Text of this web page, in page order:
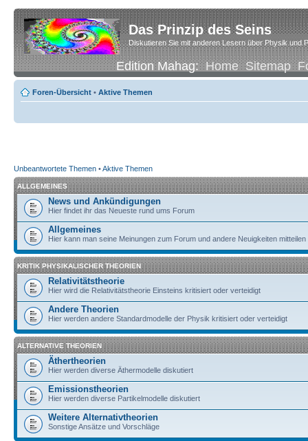
Das Prinzip des Seins
Diskutieren Sie mit anderen Lesern über Physik und
Edition Mahag:Home Sitemap
Foren-Übersicht • Aktive Themen
Unbeantwortete Themen •Aktive Themen
ALLGEMEINES
News und Ankündigungen
Hier findet ihr das Neueste rund ums Forum
Allgemeines
Hier kann man seine Meinungen zum Forum und andere Neuigkeiten mitteilen
KRITIK PHYSIKALISCHER THEORIEN
Relativitätstheorie
Hier wird die Relativitätstheorie Einsteins kritisiert oder verteidigt
Andere Theorien
Hier werden andere Standardmodelle der Physik kritisiert oder verteidigt
ALTERNATIVE THEORIEN
Äthertheorien
Hier werden diverse Äthermodelle diskutiert
Emissionstheorien
Hier werden diverse Partikelmodelle diskutiert
Weitere Alternativtheorien
Sonstige Ansätze und Vorschläge